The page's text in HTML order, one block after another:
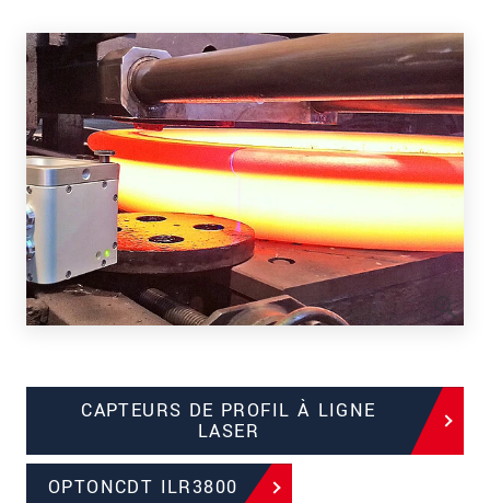
CAPTEURS DE PROFIL À LIGNE
LASER
OPTONCDT ILR3800